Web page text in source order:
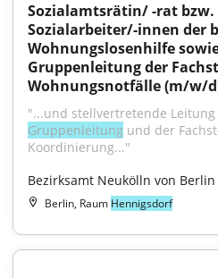
Sozialamtsrätin/ -rat
Sozialarbeiter/-innen der
Wohnungslosenhilfe
Gruppenleitung der
Wohnungsnotfälle (m/w/
Gruppenleitung und der
Koordinierung..."
Bezirksamt Neukölln von Berlin
Berlin, Raum Hennigsdorf